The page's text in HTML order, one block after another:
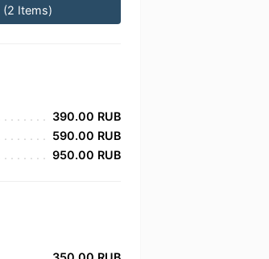
(2 Items)
390.00 RUB
590.00 RUB
950.00 RUB